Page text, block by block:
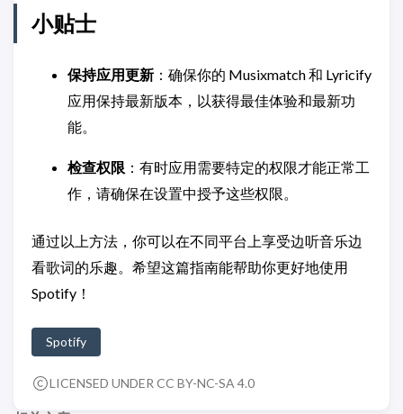
小贴士
保持应用更新 ：确保你的 Musixmatch 和 Lyricify
应用保持最新版本，以获得最佳体验和最新功
能。
检查权限 ：有时应用需要特定的权限才能正常工
作，请确保在设置中授予这些权限。
通过以上方法，你可以在不同平台上享受边听音乐边
看歌词的乐趣。希望这篇指南能帮助你更好地使用
Spotify！
Spotify
LICENSED UNDER CC BY-NC-SA 4.0